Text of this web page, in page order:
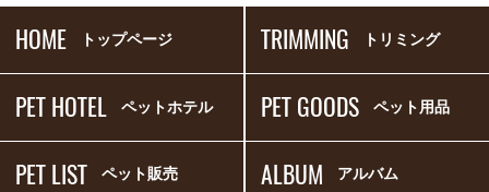
HOME トップページ TRIMMING トリミング
PET HOTEL ペットホテル PET GOODS ペット用品
PET LIST ペット販売 ALBUM アルバム